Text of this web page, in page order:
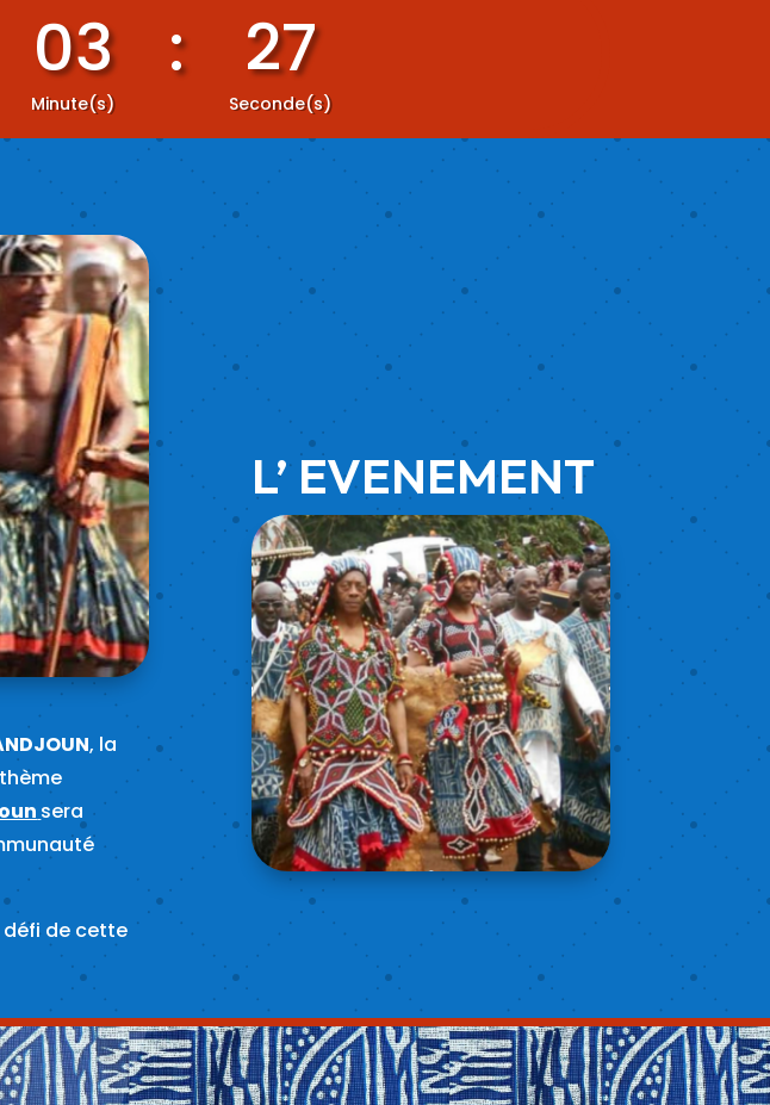
03
Minute(s)
: 23
Seconde(s)
, la
sera
défi de cette
L’ EVENEMENT